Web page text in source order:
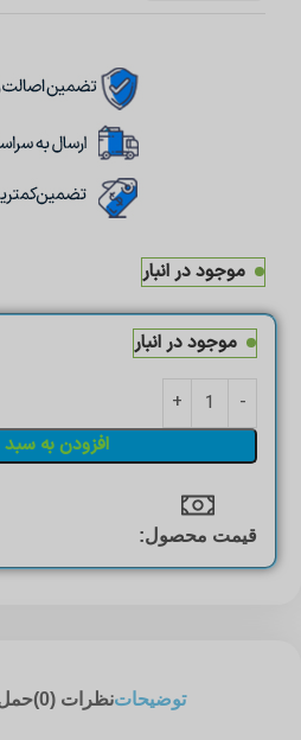
موجود در انبار
موجود در انبار
افزودن به
قیمت محصول:​
توضیحاتنظرات (0) حمل